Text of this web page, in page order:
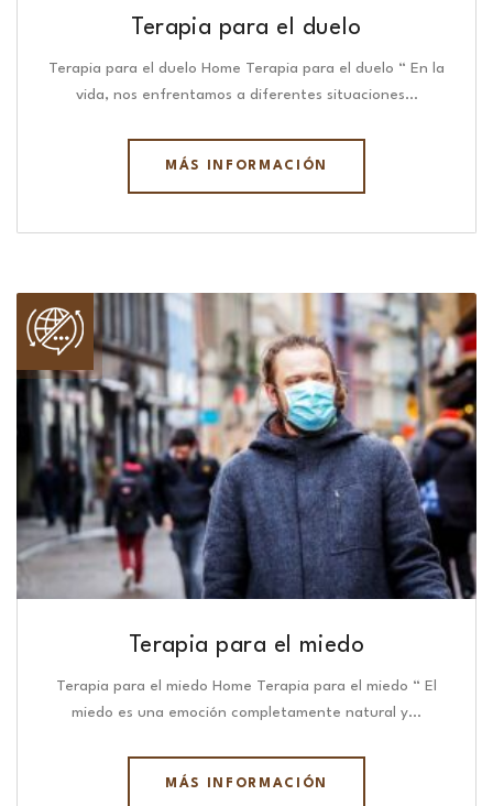
Terapia para el duelo
Terapia para el duelo Home Terapia para el duelo “ En la
vida, nos enfrentamos a diferentes situaciones…
MÁS INFORMACIÓN
Terapia para el miedo
Terapia para el miedo Home Terapia para el miedo “ El
miedo es una emoción completamente natural y…
MÁS INFORMACIÓN